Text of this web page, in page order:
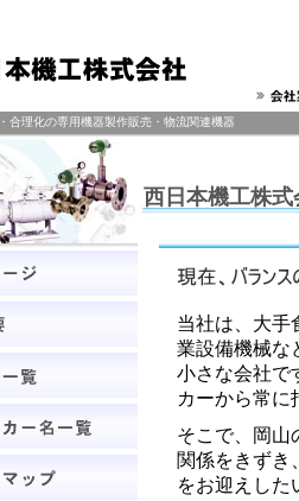
合理化の専用機器製作販売・物流関連機器
西日本機工株
当社は、大手
業設備機械な
小さな会社で
カーから常に
そこで、岡山
関係をきずき
をお迎えした